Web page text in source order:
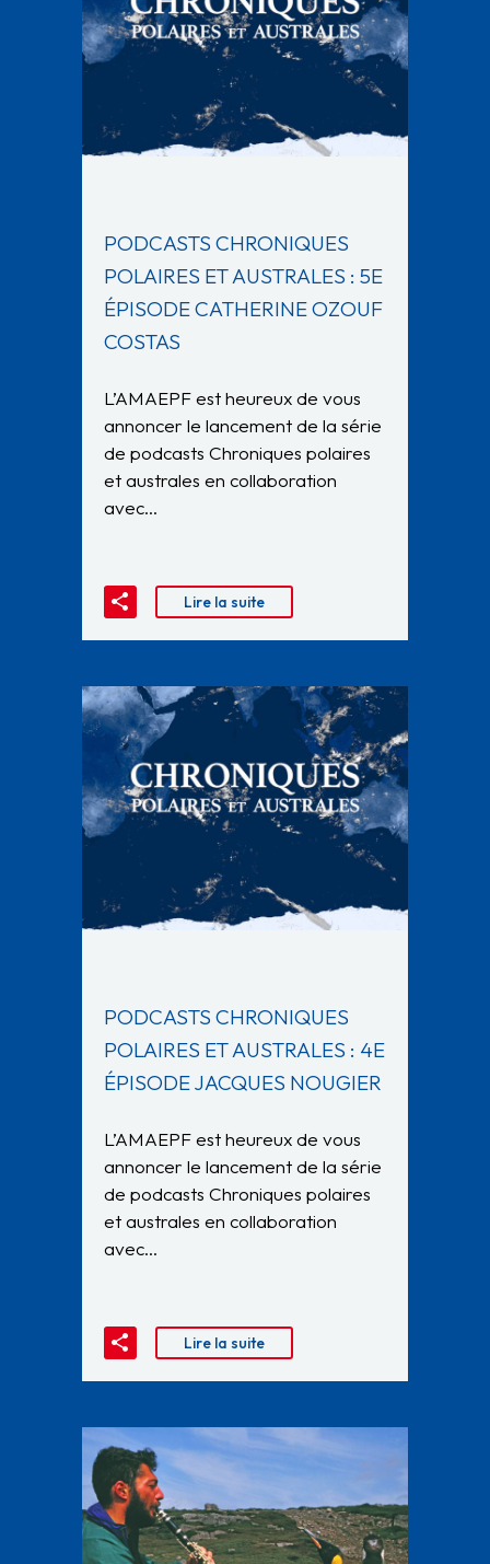
PODCASTS CHRONIQUES
POLAIRES ET AUSTRALES : 5E
ÉPISODE CATHERINE OZOUF
COSTAS
L’AMAEPF est heureux de vous
annoncer le lancement de la série
de podcasts Chroniques polaires
et australes en collaboration
avec…
Lire la suite
PODCASTS CHRONIQUES
POLAIRES ET AUSTRALES : 4E
ÉPISODE JACQUES NOUGIER
L’AMAEPF est heureux de vous
annoncer le lancement de la série
de podcasts Chroniques polaires
et australes en collaboration
avec…
Lire la suite